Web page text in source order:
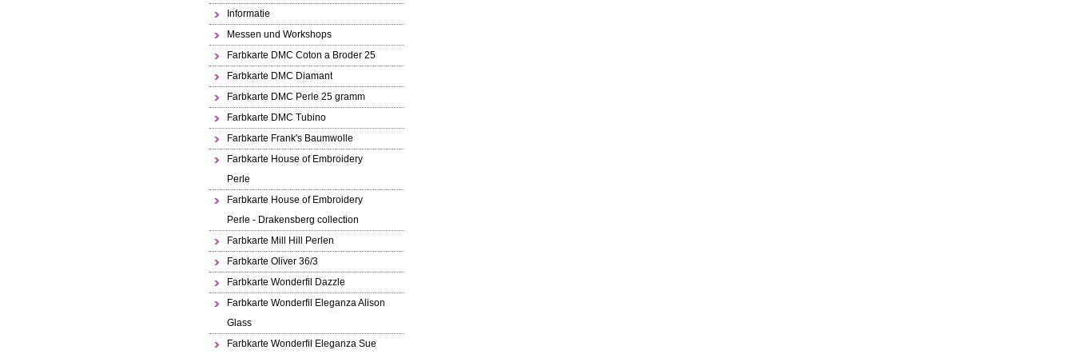
Informatie
Messen und Workshops
Farbkarte DMC Coton a Broder 25
Farbkarte DMC Diamant
Farbkarte DMC Perle 25 gramm
Farbkarte DMC Tubino
Farbkarte Frank's Baumwolle
Farbkarte House of Embroidery
Perle
Farbkarte House of Embroidery
Perle - Drakensberg collection
Farbkarte Mill Hill Perlen
Farbkarte Oliver 36/3
Farbkarte Wonderfil Dazzle
Farbkarte Wonderfil Eleganza Alison
Glass
Farbkarte Wonderfil Eleganza Sue